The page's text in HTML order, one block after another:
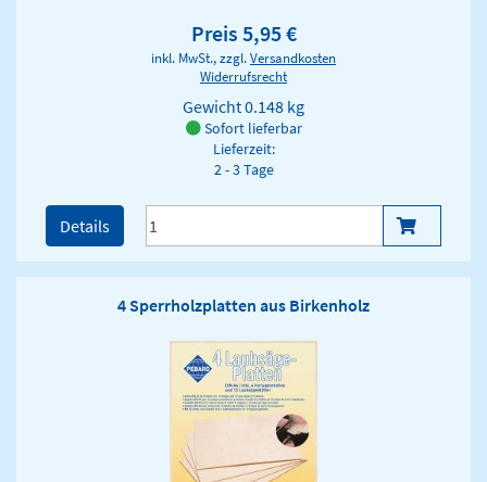
Preis 5,95 €
inkl. MwSt., zzgl.Versandkosten
Widerrufsrecht
Gewicht0.148 kg
Sofort lieferbar
Lieferzeit:
2 - 3 Tage
Details
4 Sperrholzplatten aus Birkenholz